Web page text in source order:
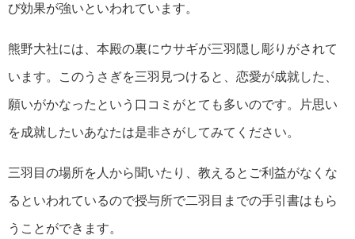
び効果が強いといわれています。
熊野大社には、本殿の裏にウサギが三羽隠し彫りがされて
います。このうさぎを三羽見つけると、恋愛が成就した、
願いがかなったという口コミがとても多いのです。片思い
を成就したいあなたは是非さがしてみてください。
三羽目の場所を人から聞いたり、教えるとご利益がなくな
るといわれているので授与所で二羽目までの手引書はもら
うことができます。